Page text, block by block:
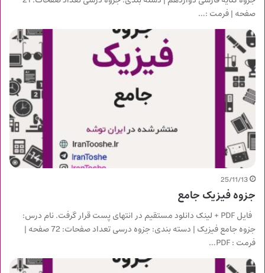
صفحه | فرمت :…
25/11/13
جزوه فیزیک جامع
فایل PDF + لینک دانلود مستقیم در انتهای پست قرار گرفت. نام درس:
جزوه جامع فیزیک | دسته بندی: جزوه درسی تعداد صفحات: 72 صفحه |
فرمت : PDF…